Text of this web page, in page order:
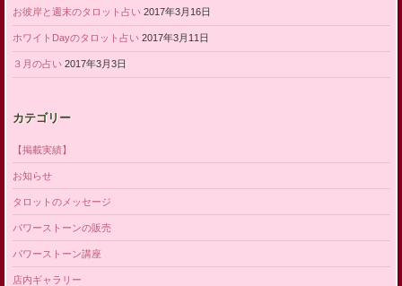
お彼岸と週末のタロット占い 2017年3月16日
ホワイトDayのタロット占い 2017年3月11日
３月の占い 2017年3月3日
カテゴリー
【掲載実績】
お知らせ
タロットのメッセージ
パワーストーンの販売
パワーストーン講座
店内ギャラリー